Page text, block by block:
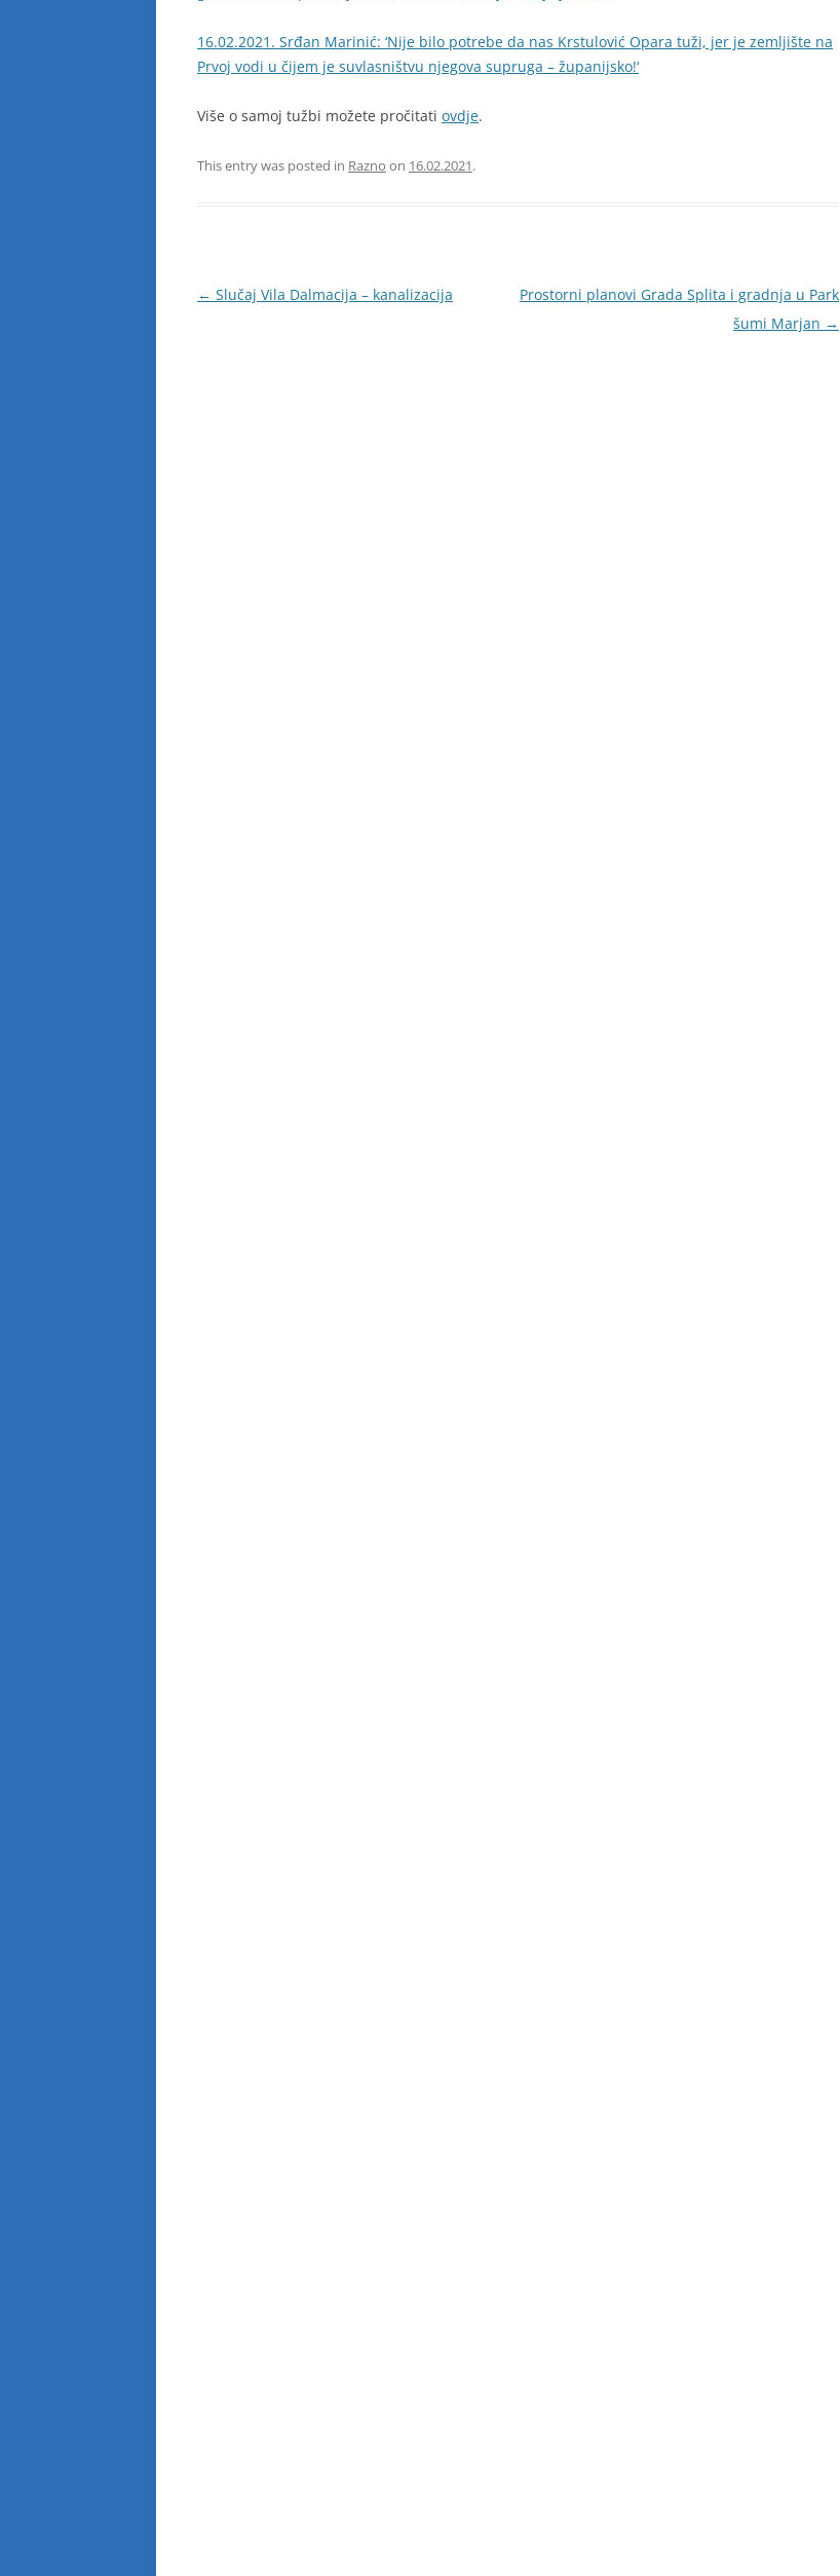
16.02.2021. Srđan Marinić: ‘Nije bilo potrebe da nas Krstulović Opara tuži, jer je zemljište na
Prvoj vodi u čijem je suvlasništvu njegova supruga – županijsko!‘
Više o samoj tužbi možete pročitati ovdje.
This entry was posted in Razno on 16.02.2021.
Navigacija
← Slučaj Vila Dalmacija – kanalizacija
Prostorni planovi Grada Splita i gradnja u Park
šumi Marjan →